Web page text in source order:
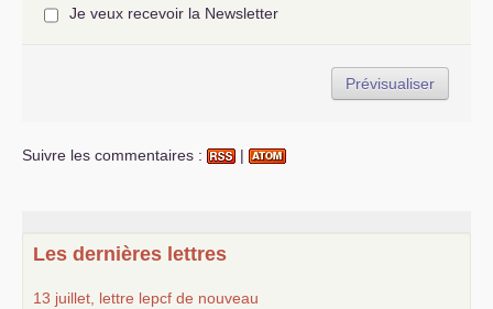
Je veux recevoir la Newsletter
Suivre les commentaires : |
Les dernières lettres
13 juillet, lettre lepcf de nouveau